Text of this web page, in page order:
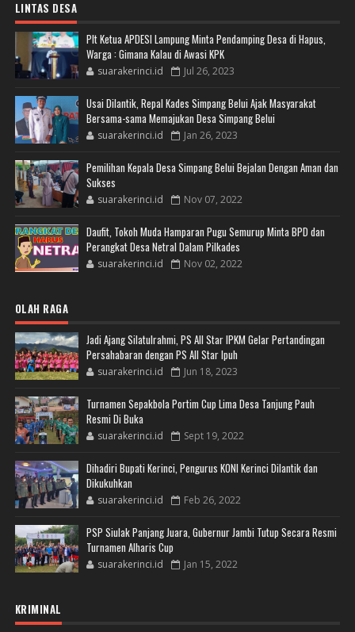
LINTAS DESA
Plt Ketua APDESI Lampung Minta Pendamping Desa di Hapus,
Warga : Gimana Kalau di Awasi KPK
suarakerinci.id Jul 26, 2023
Usai Dilantik, Repal Kades Simpang Belui Ajak Masyarakat
Bersama-sama Memajukan Desa Simpang Belui
suarakerinci.id Jan 26, 2023
Pemilihan Kepala Desa Simpang Belui Bejalan Dengan Aman dan
Sukses
suarakerinci.id Nov 07, 2022
Daufit, Tokoh Muda Hamparan Pugu Semurup Minta BPD dan
Perangkat Desa Netral Dalam Pilkades
suarakerinci.id Nov 02, 2022
OLAH RAGA
Jadi Ajang Silatulrahmi, PS All Star IPKM Gelar Pertandingan
Persahabaran dengan PS All Star Ipuh
suarakerinci.id Jun 18, 2023
Turnamen Sepakbola Portim Cup Lima Desa Tanjung Pauh
Resmi Di Buka
suarakerinci.id Sept 19, 2022
Dihadiri Bupati Kerinci, Pengurus KONI Kerinci Dilantik dan
Dikukuhkan
suarakerinci.id Feb 26, 2022
PSP Siulak Panjang Juara, Gubernur Jambi Tutup Secara Resmi
Turnamen Alharis Cup
suarakerinci.id Jan 15, 2022
KRIMINAL